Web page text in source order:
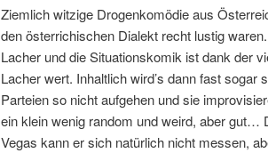
Ziemlich witzige Drogenkomödie aus
den österrichischen Dialekt recht lustig
Lacher und die Situationskomik ist dank der
Lacher wert. Inhaltlich wird’s dann fast sogar
Parteien so nicht aufgehen und sie
ein klein wenig random und weird, aber gut…
Vegas kann er sich natürlich nicht messen,